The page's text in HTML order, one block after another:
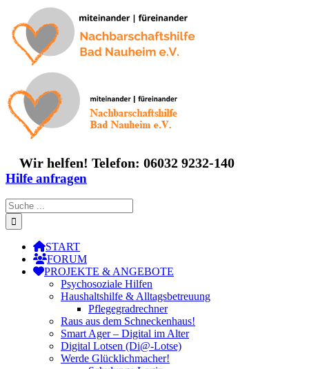
Inhalt
springen
Wir helfen! Telefon: 06032 9232-140
Hilfe anfragen
Suche
nach:
START
FORUM
PROJEKTE & ANGEBOTE
Psychosoziale Hilfen
Haushaltshilfe & Alltagsbetreuung
Pflegegradrechner
Raus aus dem Schneckenhaus!
Smart Ager – Digital im Alter
Digital Lotsen (Di@-Lotse)
Werde Glücklichmacher!